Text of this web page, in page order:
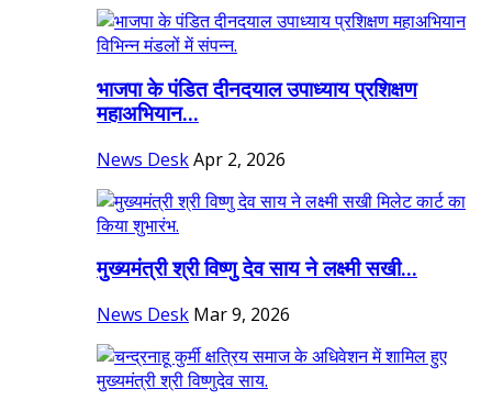
भाजपा के पंडित दीनदयाल उपाध्याय प्रशिक्षण
महाअभियान...
News DeskApr 2, 2026
मुख्यमंत्री श्री विष्णु देव साय ने लक्ष्मी सखी...
News Desk Mar 9, 2026